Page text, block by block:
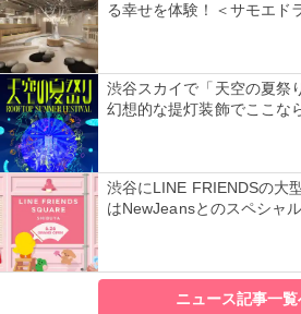
る幸せを体験！＜サモエド
渋谷スカイで「天空の夏祭
幻想的な提灯装飾でここな
渋谷にLINE FRIENDSの大
はNewJeansとのスペシャ
ニュース記事一覧